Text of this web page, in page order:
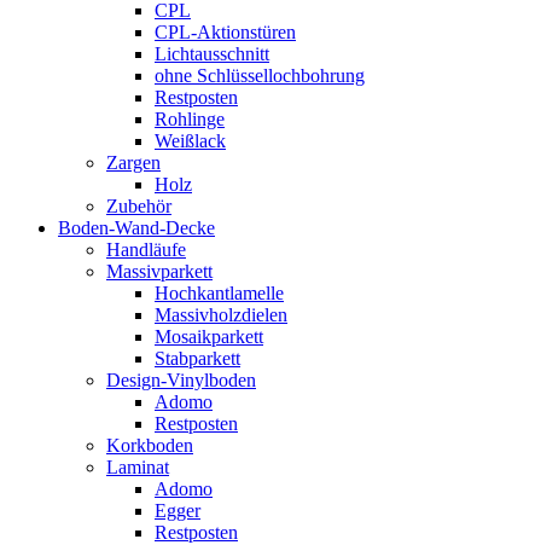
CPL
CPL-Aktionstüren
Lichtausschnitt
ohne Schlüssellochbohrung
Restposten
Rohlinge
Weißlack
Zargen
Holz
Zubehör
Boden-Wand-Decke
Handläufe
Massivparkett
Hochkantlamelle
Massivholzdielen
Mosaikparkett
Stabparkett
Design-Vinylboden
Adomo
Restposten
Korkboden
Laminat
Adomo
Egger
Restposten